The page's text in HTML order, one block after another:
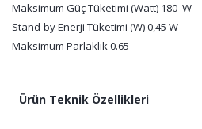
Maksimum Güç Tüketimi (Watt) 180 W
Stand-by Enerji Tüketimi (W) 0,45 W
Maksimum Parlaklık 0.65
Ürün Teknik Özellikleri